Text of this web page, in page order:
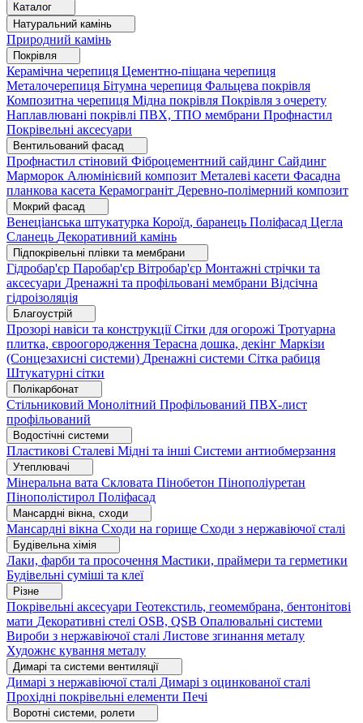
Каталог
Натуральний камінь
Природний камінь
Покрівля
Керамічна черепиця Цементно-піщана черепиця
Металочерепиця Бітумна черепиця Фальцева покрівля
Композитна черепиця Мідна покрівля Покрівля з очерету
Наплавлювані покрівлі ПВХ, ТПО мембрани Профнастил
Покрівельні аксесуари
Вентильований фасад
Профнастил стіновий Фіброцементний сайдинг Сайдинг
Марморок Алюмінієвий композит Металеві касети Фасадна
планкова касета Керамограніт Деревно-полімерний композит
Мокрий фасад
Венеціанська штукатурка Короїд, баранець Поліфасад Цегла
Сланець Декоративний камінь
Підпокрівельні плівки та мембрани
Гідробар'єр Паробар'єр Вітробар'єр Монтажні стрічки та
аксесуари Дренажні та профільовані мембрани Відсічна
гідроізоляція
Благоустрій
Прозорі навіси та конструкціїСітки для огорожі Тротуарна
плитка, євроогородження Терасна дошка, декінг Маркізи
(Сонцезахисні системи) Дренажні системи Сітка рабиця
Штукатурні сітки
Полікарбонат
Стільниковий Монолітний Профільований ПВХ-лист
профільований
Водостічні системи
Пластикові Сталеві Мідні та інші Системи антиобмерзання
Утеплювачі
Мінеральна вата Скловата Пінобетон Пінополіуретан
Пінополістирол Поліфасад
Мансардні вікна, сходи
Мансардні вікна Сходи на горище Сходи з нержавіючої сталі
Будівельна хімія
Лаки, фарби та просочення Мастики, праймери та герметики
Будівельні суміші та клеї
Різне
Покрівельні аксесуари Геотекстиль, геомембрана, бентонітові
мати Декоративні стелі OSB, QSB Опалювальні системи
Вироби з нержавіючої сталі Листове згинання металу
Художнє кування металу
Димарі та системи вентиляції
Димарі з нержавіючої сталі Димарі з оцинкованої сталі
Прохідні покрівельні елементи Печі
Воротні системи, ролети